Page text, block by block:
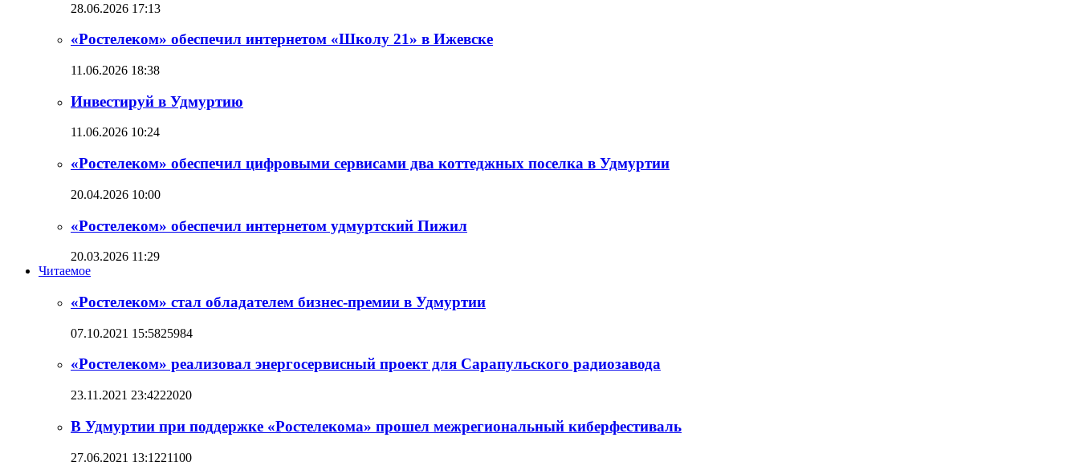
28.06.2026 17:13
«Ростелеком» обеспечил интернетом «Школу 21» в Ижевске
11.06.2026 18:38
Инвестируй в Удмуртию
11.06.2026 10:24
«Ростелеком» обеспечил цифровыми сервисами два коттеджных поселка в Удмуртии
20.04.2026 10:00
«Ростелеком» обеспечил интернетом удмуртский Пижил
20.03.2026 11:29
Читаемое
«Ростелеком» стал обладателем бизнес-премии в Удмуртии
07.10.2021 15:5825984
«Ростелеком» реализовал энергосервисный проект для Сарапульского радиозавода
23.11.2021 23:4222020
В Удмуртии при поддержке «Ростелекома» прошел межрегиональный киберфестиваль
27.06.2021 13:1221100